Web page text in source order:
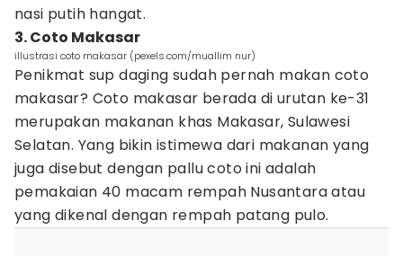
nasi putih hangat.
3. Coto Makasar
illustrasi coto makasar (pexels.com/muallim nur)
Penikmat sup daging sudah pernah makan coto
makasar? Coto makasar berada di urutan ke-31
merupakan makanan khas Makasar, Sulawesi
Selatan. Yang bikin istimewa dari makanan yang
juga disebut dengan pallu coto ini adalah
pemakaian 40 macam rempah Nusantara atau
yang dikenal dengan rempah patang pulo.